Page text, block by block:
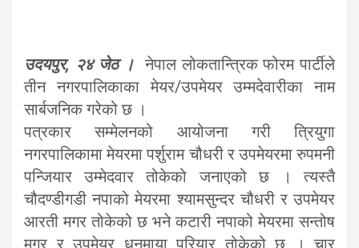
उदयपुर, २४ जेठ । नेपाल लोकतान्त्रिक फोरम पार्टीले
तीन नगरपालिकाका मेयर/उपमेयर उम्मदेवारीका नाम
सार्बजनिक गरेको छ ।
पत्रकार सम्मेलनको आयोजना गरी त्रियुगा
नगरपालिकामा मेयरमा पर्शुराम चौधरी र उपमेयरमा रुपमनी
पन्जियार उम्मेदवार तोकेको जनाएको छ । त्यस्तै
चौदण्डीगडी नपाको मेयरमा श्यामसुन्दर चौधरी र उपमेयर
आरती मगर तोकेको छ भने कटारी नपाको मेयरमा सन्तोष
मगर र उपमेयर धनमाया परियार तोकेको छ । चार